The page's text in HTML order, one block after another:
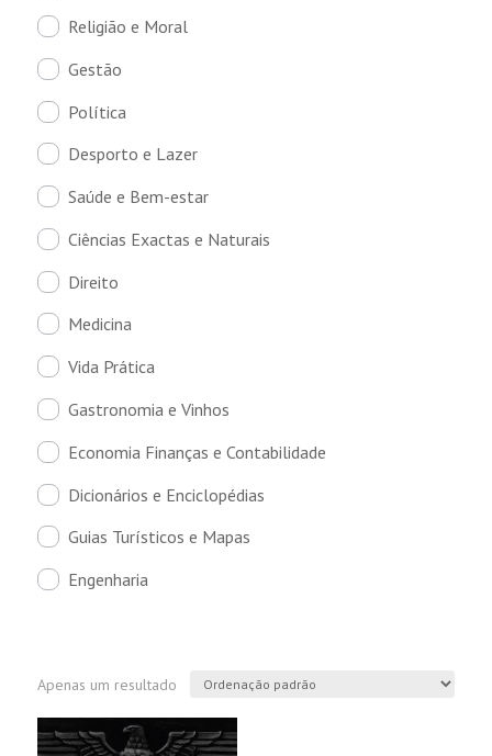
Religião e Moral
Gestão
Política
Desporto e Lazer
Saúde e Bem-estar
Ciências Exactas e Naturais
Direito
Medicina
Vida Prática
Gastronomia e Vinhos
Economia Finanças e Contabilidade
Dicionários e Enciclopédias
Guias Turísticos e Mapas
Engenharia
Apenas um resultado